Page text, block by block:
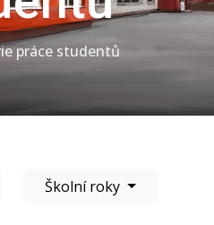
práce studentů
Školní roky